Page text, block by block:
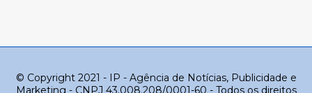
© Copyright 2021 - IP - Agência de Notícias, Publicidade e